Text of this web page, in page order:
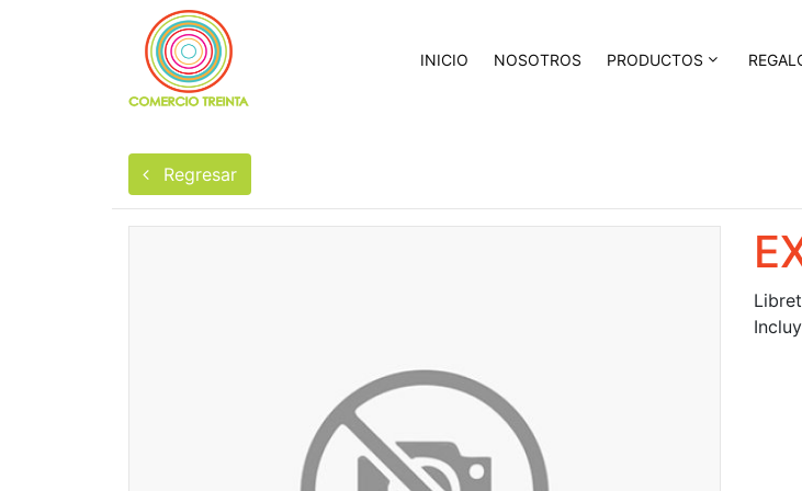
INICIO NOSOTROS PRODUCTOS
Regresar